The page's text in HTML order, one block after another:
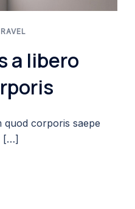
a libero
quod corporis saepe
[…]